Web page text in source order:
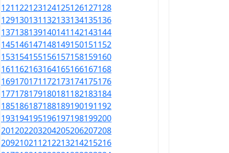
121122123124125126127128
129130131132133134135136
137138139140141142143144
145146147148149150151152
153154155156157158159160
161162163164165166167168
169170171172173174175176
177178179180181182183184
185186187188189190191192
193194195196197198199200
201202203204205206207208
209210211212213214215216